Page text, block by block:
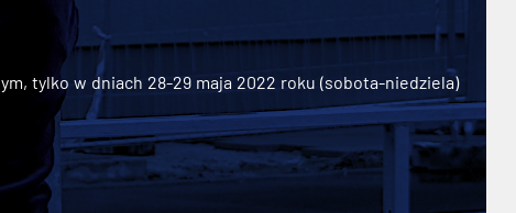
tylko w dniach 28-29 maja 2022 roku (sobota-niedziela)